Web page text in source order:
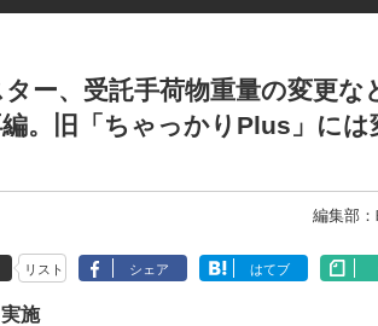
ー、受託手荷物重量の変更な
編。旧「ちゃっかりPlus」には
編集部
リスト シェア はてブ
施